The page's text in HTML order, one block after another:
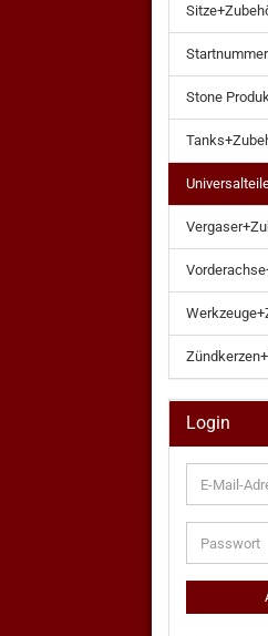
Stone
Login
E-
Mail-
Adresse
Passwort